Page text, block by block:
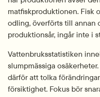
matfiskproduktionen. Fisk
odling, överförts till annan
produktionsår, ingår inte i
Vattenbruksstatistiken
slumpmässiga
därför att tolka
försiktighet. Fokus bör